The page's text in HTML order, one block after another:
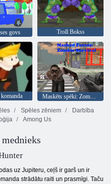
govs Troll Bokss
Maskēts spēki: Zombie Survival
Spēles zēniem
Darbība
Among Us
uz Jupiteru, ceļš ir garš un ir
strādātu raiti un prasmīgi. Taču